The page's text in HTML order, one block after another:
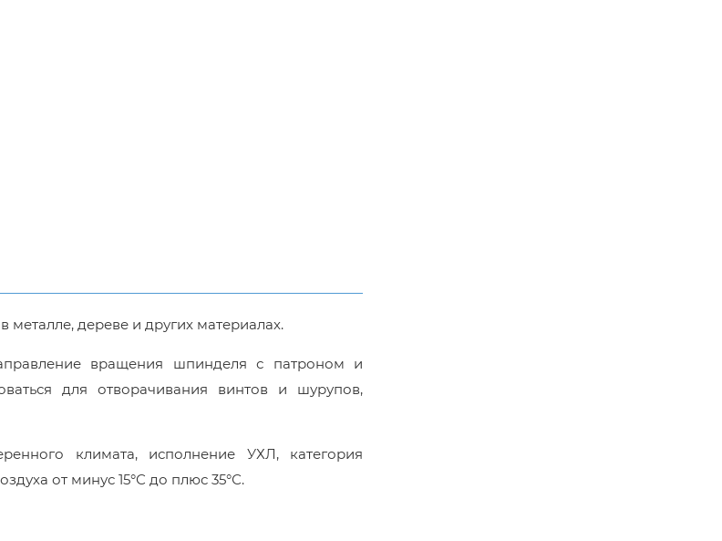
дереве и других материалах.
вращения шпинделя с патроном и
для отворачивания винтов и шурупов,
климата, исполнение УХЛ, категория
от минус 15°С до плюс 35°С.